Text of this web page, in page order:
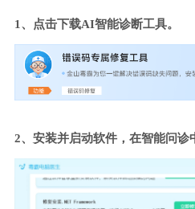
1、点击下载AI智能诊断工具。
2、安装并启动软件，在智能问诊